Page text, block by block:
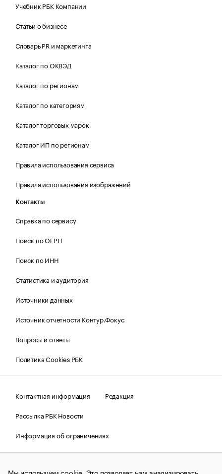
Учебник РБК Компании
Статьи о бизнесе
Словарь PR и маркетинга
Каталог по ОКВЭД
Каталог по регионам
Каталог по категориям
Каталог торговых марок
Каталог ИП по регионам
Правила использования сервиса
Правила использования изображений
Контакты
Справка по сервису
Поиск по ОГРН
Поиск по ИНН
Статистика и аудитория
Источники данных
Источник отчетности Контур.Фокус
Вопросы и ответы
Политика Cookies РБК
Контактная информация
Редакция
Рассылка РБК Новости
Информация об ограничениях
Правовая информация
О соблюдении авторских прав